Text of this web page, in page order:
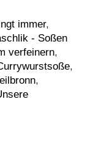
immer,
- Soßen
verfeinern,
,
,